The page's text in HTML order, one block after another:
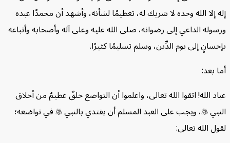
الله وحده لا شريك له، تعظيمًا لشأنه، وأشهد أن محمدًا عبده
الداعي إلى رضوانه، صلى الله عليه وعلى آله وأصحابه وأتباعه
إلى يوم الدِّين، وسلم تسليمًا كثيرًا.
اتقوا الله تعالى، واعلموا أن التواضع خلقٌ عظيمٌ من أخلاق
، ويجب على العبد المسلم أن يقتدي بالنبيفي تواضعه؛
تعالى: